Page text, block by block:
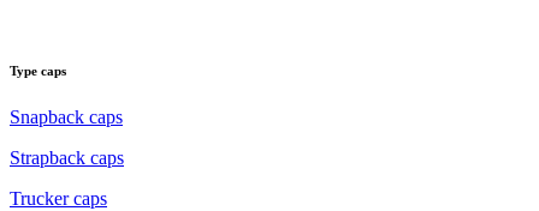
Type caps
Snapback caps
Strapback caps
Trucker caps